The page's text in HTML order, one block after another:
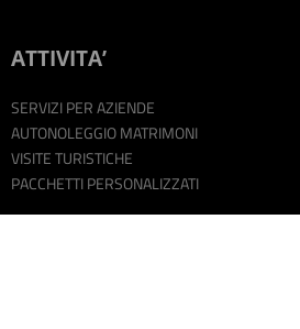
ATTIVITA’
SERVIZI PER AZIENDE
AUTONOLEGGIO MATRIMONI
VISITE TURISTICHE
PACCHETTI PERSONALIZZATI